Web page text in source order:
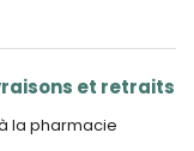
et retraits
la pharmacie